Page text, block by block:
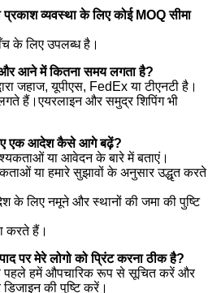
व्यवस्था के लिए कोई MOQ सीमा
के लिए उपलब्ध है।
आने में कितना समय लगता है?
जहाज, यूपीएस, FedEx या टीएनटी है।
हैं।एयरलाइन और समुद्र शिपिंग भी
एक आदेश कैसे आगे बढ़ें?
या आवेदन के बारे में बताएं।
या हमारे सुझावों के अनुसार उद्धृत करते
के लिए नमूने और स्थानों की जमा की पुष्टि
करते हैं।
पर मेरे लोगो को प्रिंट करना ठीक है?
से पहले हमें औपचारिक रूप से सूचित करें और
की पुष्टि करें।